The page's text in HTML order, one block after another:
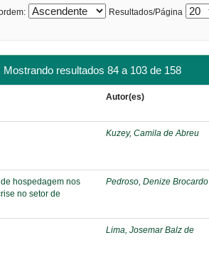
Resultados/Página
Mostrando resultados 84 a 103 de 158
Autor(es)
Kuzey, Camila de Abreu
hospedagem nos
no setor de
Pedroso, Denize Brocardo
Lima, Josemar Balz de